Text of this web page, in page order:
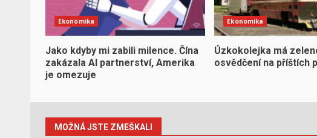
Ekonomika
Jako kdyby mi zabili milence. Čína
zakázala AI partnerství, Amerika
je omezuje
Ekonomika
Úzkokolejka má
osvědčení na příštích
MOŽNÁ JSTE ZMEŠKALI